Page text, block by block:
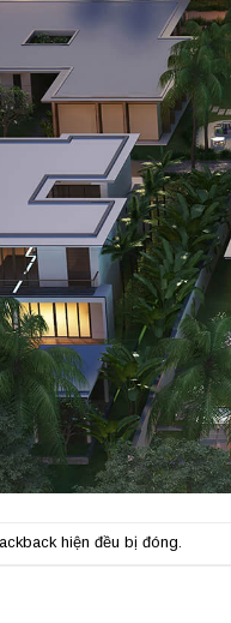
hiện đều bị đóng.